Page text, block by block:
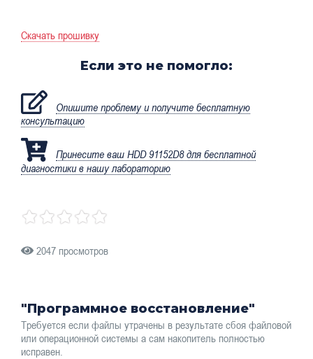
Скачать прошивку
Если это не помогло:
Опишите проблему и получите бесплатную
консультацию
Принесите ваш HDD 91152D8 для бесплатной
диагностики в нашу лабораторию
2047 просмотров
"Программное восстановление"
Требуется если файлы утрачены в результате сбоя файловой
или операционной системы а сам накопитель полностью
исправен.